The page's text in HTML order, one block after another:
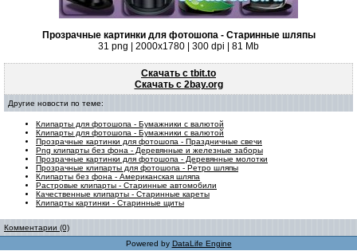
Прозрачные картинки для фотошопа - Старинные шляпы
31 png | 2000х1780 | 300 dpi | 81 Mb
Скачать с tbit.to
Скачать с 2bay.org
Другие новости по теме:
Клипарты для фотошопа - Бумажники с валютой
Клипарты для фотошопа - Бумажники с валютой
Прозрачные картинки для фотошопа - Праздничные свечи
Png клипарты без фона - Деревянные и железные заборы
Прозрачные картинки для фотошопа - Деревянные молотки
Прозрачные клипарты для фотошопа - Ретро шляпы
Клипарты без фона - Американская шляпа
Растровые клипарты - Старинные автомобили
Качественные клипарты - Старинные кареты
Клипарты картинки - Старинные щиты
Комментарии (0)
Powered by DataLife Engine